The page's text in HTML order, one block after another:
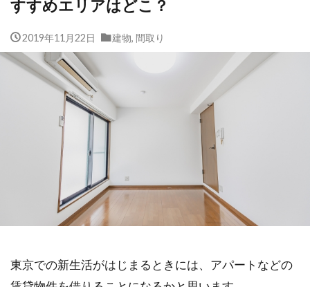
すすめエリアはどこ？
2019年11月22日 建物, 間取り
東京での新生活がはじまるときには、アパートなどの